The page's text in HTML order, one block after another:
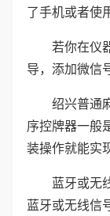
了手机或者使
若你在仪
导，添加微信
绍兴普通
序控牌器一般
装操作就能实
蓝牙或无
蓝牙或无线信